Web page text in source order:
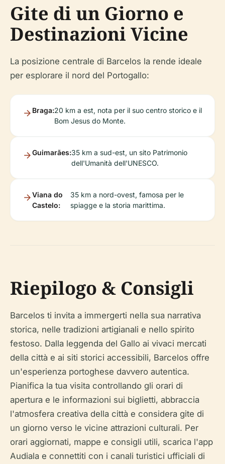
Gite di un Giorno e
Destinazioni Vicine
La posizione centrale di Barcelos la rende ideale
per esplorare il nord del Portogallo:
Braga:20 km a est, nota per il suo centro storico e il
Bom Jesus do Monte.
Guimarães:35 km a sud-est, un sito Patrimonio
dell'Umanità dell'UNESCO.
Viana do
Castelo:
35 km a nord-ovest, famosa per le
spiagge e la storia marittima.
Riepilogo & Consigli
Barcelos ti invita a immergerti nella sua narrativa
storica, nelle tradizioni artigianali e nello spirito
festoso. Dalla leggenda del Gallo ai vivaci mercati
della città e ai siti storici accessibili, Barcelos offre
un'esperienza portoghese davvero autentica.
Pianifica la tua visita controllando gli orari di
apertura e le informazioni sui biglietti, abbraccia
l'atmosfera creativa della città e considera gite di
un giorno verso le vicine attrazioni culturali. Per
orari aggiornati, mappe e consigli utili, scarica l'app
Audiala e connettiti con i canali turistici ufficiali di